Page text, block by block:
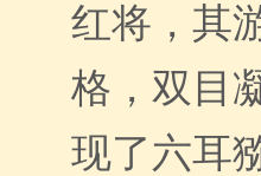
红将，其
格，双目
现了六耳